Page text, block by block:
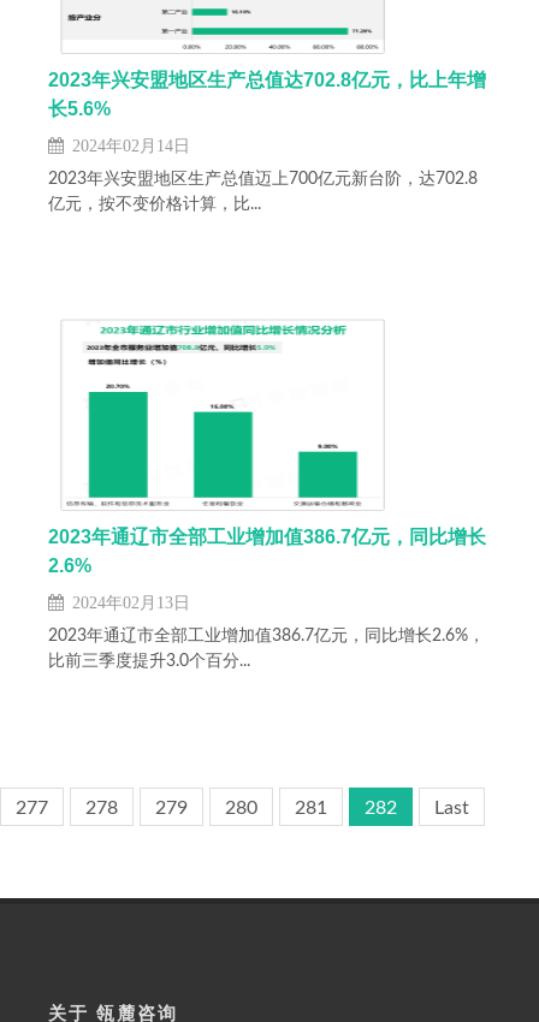
2023年兴安盟地区生产总值达702.8亿元，比上年增
长5.6%
2024年02月14日
2023年兴安盟地区生产总值迈上700亿元新台阶，达702.8
亿元，按不变价格计算，比...
2023年通辽市全部工业增加值386.7亿元，同比增长
2.6%
2024年02月13日
2023年通辽市全部工业增加值386.7亿元，同比增长2.6%，
比前三季度提升3.0个百分...
277 278 279 280 281 282 Last
关于 瓴麓咨询